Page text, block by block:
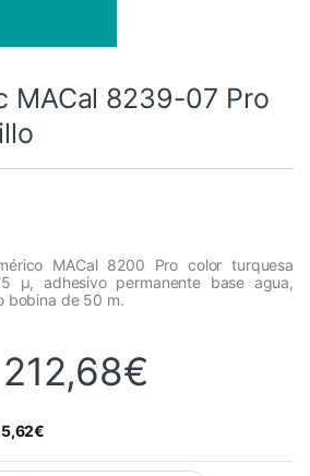
MACal 8239-07 Pro
MACal 8200 Pro color turquesa
µ, adhesivo permanente base agua,
bobina de 50 m.
212,68€
5,62€